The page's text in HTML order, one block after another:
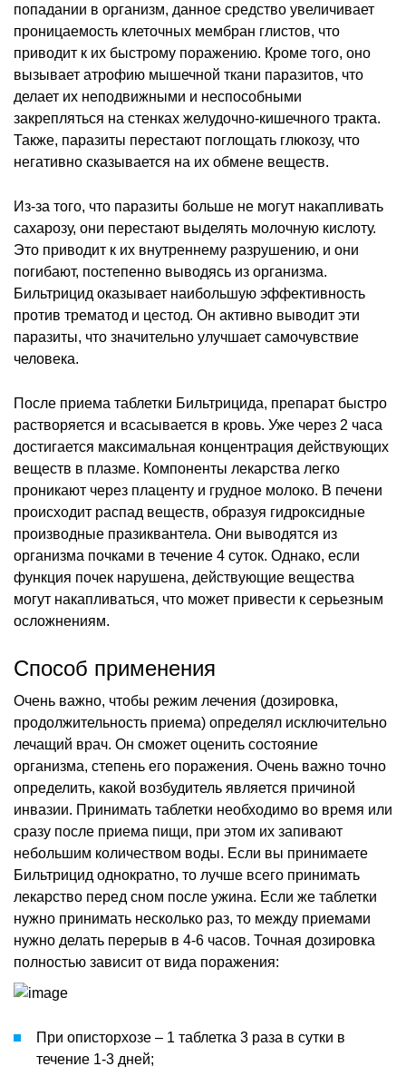
попадании в организм, данное средство увеличивает
проницаемость клеточных мембран глистов, что
приводит к их быстрому поражению. Кроме того, оно
вызывает атрофию мышечной ткани паразитов, что
делает их неподвижными и неспособными
закрепляться на стенках желудочно-кишечного тракта.
Также, паразиты перестают поглощать глюкозу, что
негативно сказывается на их обмене веществ.
Из-за того, что паразиты больше не могут накапливать
сахарозу, они перестают выделять молочную кислоту.
Это приводит к их внутреннему разрушению, и они
погибают, постепенно выводясь из организма.
Бильтрицид оказывает наибольшую эффективность
против трематод и цестод. Он активно выводит эти
паразиты, что значительно улучшает самочувствие
человека.
После приема таблетки Бильтрицида, препарат быстро
растворяется и всасывается в кровь. Уже через 2 часа
достигается максимальная концентрация действующих
веществ в плазме. Компоненты лекарства легко
проникают через плаценту и грудное молоко. В печени
происходит распад веществ, образуя гидроксидные
производные празиквантела. Они выводятся из
организма почками в течение 4 суток. Однако, если
функция почек нарушена, действующие вещества
могут накапливаться, что может привести к серьезным
осложнениям.
Способ применения
Очень важно, чтобы режим лечения (дозировка,
продолжительность приема) определял исключительно
лечащий врач. Он сможет оценить состояние
организма, степень его поражения. Очень важно точно
определить, какой возбудитель является причиной
инвазии. Принимать таблетки необходимо во время или
сразу после приема пищи, при этом их запивают
небольшим количеством воды. Если вы принимаете
Бильтрицид однократно, то лучше всего принимать
лекарство перед сном после ужина. Если же таблетки
нужно принимать несколько раз, то между приемами
нужно делать перерыв в 4-6 часов. Точная дозировка
полностью зависит от вида поражения:
При описторхозе – 1 таблетка 3 раза в сутки в
течение 1-3 дней;